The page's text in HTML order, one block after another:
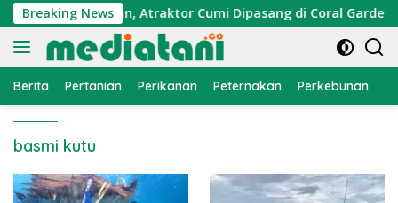
Langsung
ke
konten
Breaking News
Nelayan, Atraktor Cumi Dipasang di Coral Garden
Berita Pertanian Perikanan Peternakan Perkebunan
basmi kutu